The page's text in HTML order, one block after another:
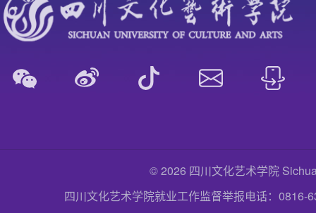
© 2026 四川文化艺术学院
四川文化艺术学院就业工作监督举报电话：